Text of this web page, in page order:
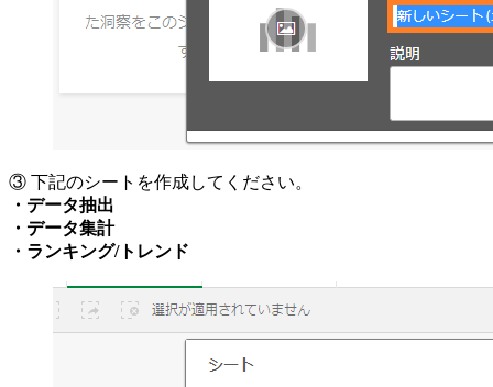
③ 下記のシートを作成してください。
・データ抽出
・データ集計
・ランキング/トレンド